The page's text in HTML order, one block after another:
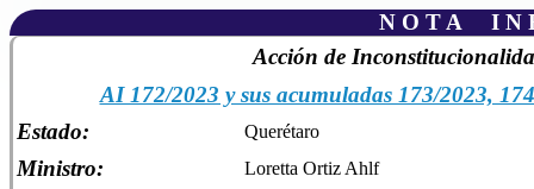
N O T A I N
Acción de
AI 172/2023 y sus acumuladas 173/2023,
Estado:
Querétaro
Ministro: Loretta Ortiz Ahlf